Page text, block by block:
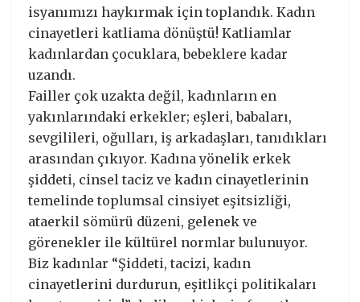
isyanımızı haykırmak için toplandık. Kadın
cinayetleri katliama dönüştü! Katliamlar
kadınlardan çocuklara, bebeklere kadar
uzandı.
Failler çok uzakta değil, kadınların en
yakınlarındaki erkekler; eşleri, babaları,
sevgilileri, oğulları, iş arkadaşları, tanıdıkları
arasından çıkıyor. Kadına yönelik erkek
şiddeti, cinsel taciz ve kadın cinayetlerinin
temelinde toplumsal cinsiyet eşitsizliği,
ataerkil sömürü düzeni, gelenek ve
görenekler ile kültürel normlar bulunuyor.
Biz kadınlar “Şiddeti, tacizi, kadın
cinayetlerini durdurun, eşitlikçi politikaları